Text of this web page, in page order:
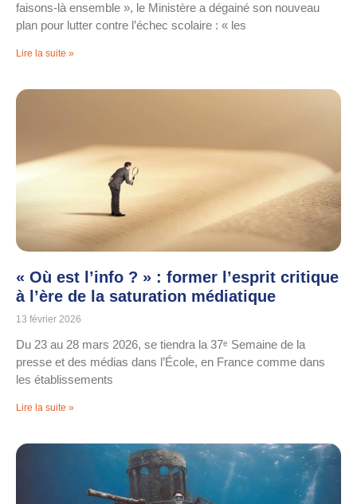
faisons-là ensemble », le Ministère a dégainé son nouveau
plan pour lutter contre l’échec scolaire : « les
Lire la suite »
« Où est l’info ? » : former l’esprit critique
à l’ère de la saturation médiatique
13 février 2026
Du 23 au 28 mars 2026, se tiendra la 37ᵉ Semaine de la
presse et des médias dans l’École, en France comme dans
les établissements
Lire la suite »